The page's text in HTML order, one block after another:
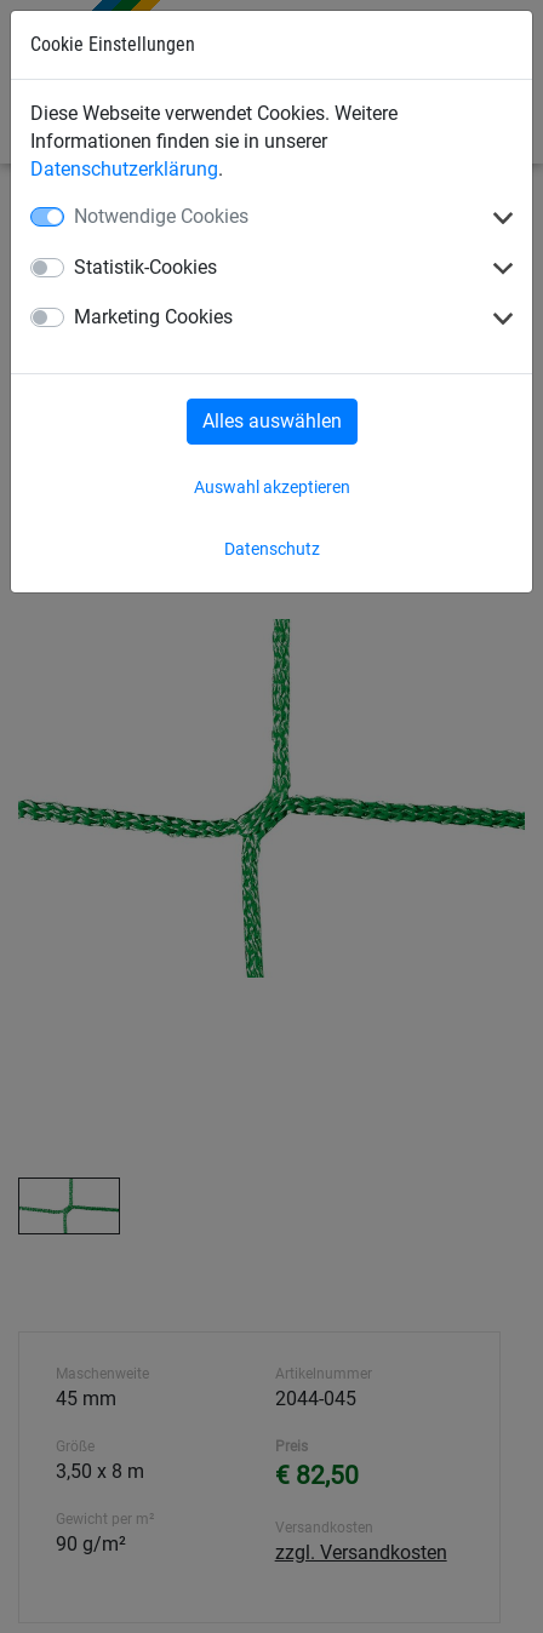
Cookie Einstellungen
Diese Webseite verwendet Cookies. Weitere
Informationen finden sie in unserer
Datenschutzerklärung.
Notwendige Cookies
Statistik-Cookies
Marketing Cookies
Datenschutz
Auswahl akzeptieren
Alles auswählen
Industrienetze Abdecknetze und -planen Abdecknetze
Abdecknetz aus PP, ca. 2,3
mm stark, Maschenweite 45
mm
Maschenweite
45 mm
Größe
3,50 x 8 m
Gewicht per m²
90 g/m²
Artikelnummer
2044-045
Preis
€ 82,50
Versandkosten
zzgl. Versandkosten